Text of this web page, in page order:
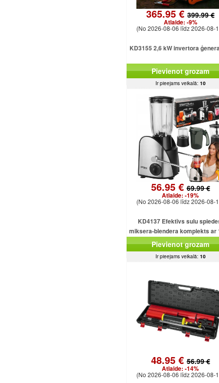
365.95 €399.99 €
Atlaide: -9%
(No 2026-08-06 līdz 2026-08-
KD3155 2,6 kW invertora
Pievienot grozam
Ir pieejams veikalā: 10
56.95 €69.99 €
Atlaide: -19%
(No 2026-08-06 līdz 2026-08-
KD4137 Efektīvs sulu
miksera-blendera komplekts ar
ml ietilpību un 1500 W
Pievienot grozam
Ir pieejams veikalā: 10
48.95 €56.99 €
Atlaide: -14%
(No 2026-08-06 līdz 2026-08-